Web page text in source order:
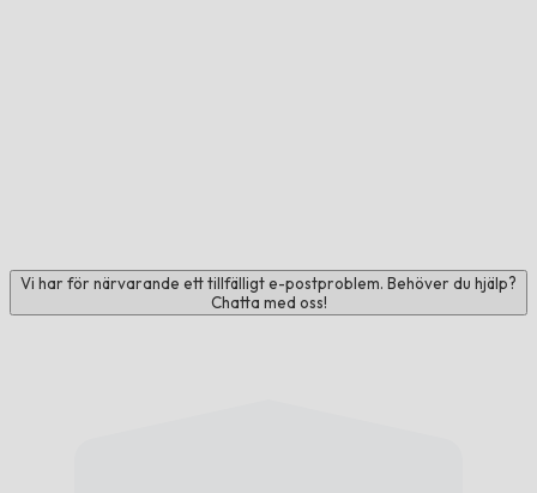
Vi har för närvarande ett tillfälligt e-postproblem. Behöver du hjälp?
Chatta med oss!